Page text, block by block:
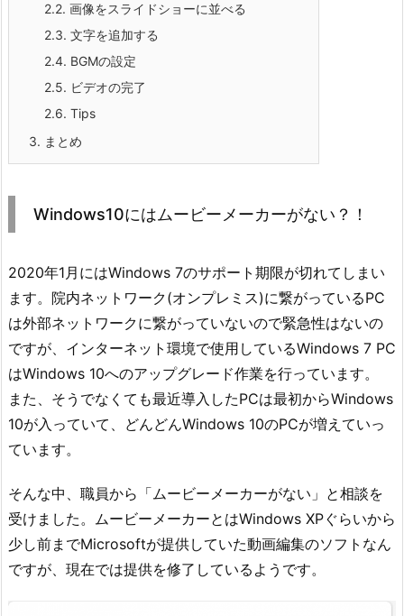
2.2. 画像をスライドショーに並べる
2.3. 文字を追加する
2.4. BGMの設定
2.5. ビデオの完了
2.6. Tips
3. まとめ
Windows10にはムービーメーカーがない？！
2020年1月にはWindows 7のサポート期限が切れてしまい
ます。院内ネットワーク(オンプレミス)に繋がっているPC
は外部ネットワークに繋がっていないので緊急性はないの
ですが、インターネット環境で使用しているWindows 7 PC
はWindows 10へのアップグレード作業を行っています。
また、そうでなくても最近導入したPCは最初からWindows
10が入っていて、どんどんWindows 10のPCが増えていっ
ています。
そんな中、職員から「ムービーメーカーがない」と相談を
受けました。ムービーメーカーとはWindows XPぐらいから
少し前までMicrosoftが提供していた動画編集のソフトなん
ですが、現在では提供を修了しているようです。